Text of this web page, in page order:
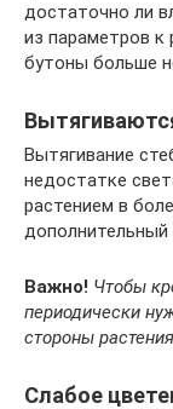
достаточно ли
из параметров к
бутоны больше
Вытягивание
недостатке
растением в
дополнительный
Важно! Чтобы
периодически
стороны
Слабое